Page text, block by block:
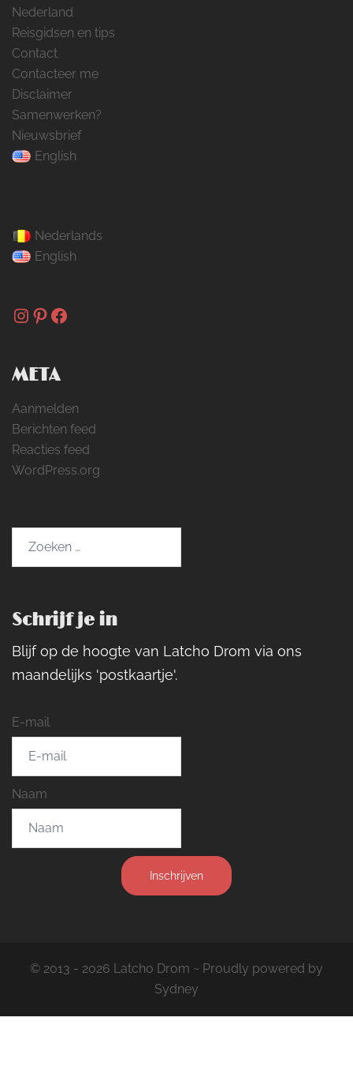
Nederland
Reisgidsen en tips
Contact
Contacteer me
Disclaimer
Samenwerken?
Nieuwsbrief
English
Nederlands
English
Instagram
Pinterest
Facebook
META
Aanmelden
Berichten feed
Reacties feed
WordPress.org
Schrijf je in
Blijf op de hoogte van Latcho Drom via ons
maandelijks 'postkaartje'.
E-mail
Naam
Inschrijven
© 2013 - 2026 Latcho Drom ~ Proudly powered by
Sydney